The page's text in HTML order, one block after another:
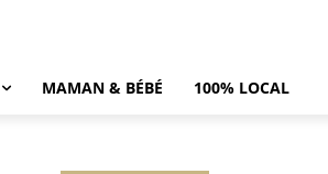
MAMAN & BÉBÉ 100% LOCAL